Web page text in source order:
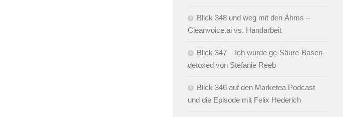
Blick 348 und weg mit den Ähms –
Cleanvoice.ai vs. Handarbeit
Blick 347 – Ich wurde ge-Säure-Basen-
detoxed von Stefanie Reeb
Blick 346 auf den Marketea Podcast
und die Episode mit Felix Hederich